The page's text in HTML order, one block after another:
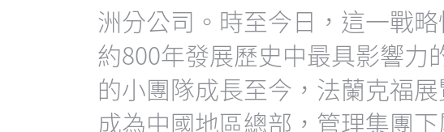
洲分公司。時至今日，這一戰
約800年發展歷史中最具影響力
的小團隊成長至今，法蘭克福
成為中國地區總部，管理集團